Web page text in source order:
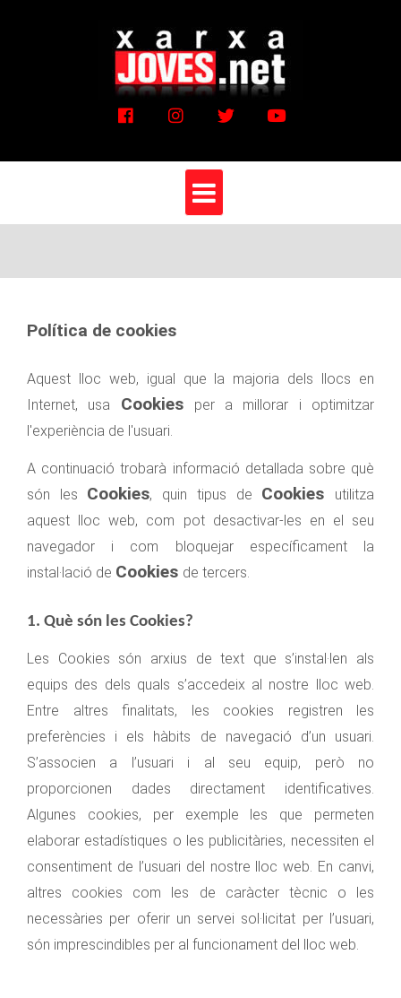
Política de cookies
Aquest lloc web, igual que la majoria dels llocs en
Internet, usa Cookies
per a millorar i optimitzar
l'experiència de l'usuari.
A continuació trobarà informació detallada sobre què
són les Cookies, quin tipus de Cookies
utilitza
aquest lloc web, com pot desactivar-les en el seu
navegador i com bloquejar específicament la
instal·lació de Cookies de tercers.
1. Què són les Cookies?
Les Cookies són arxius de text que s’instal·len als
equips des dels quals s’accedeix al nostre lloc web.
Entre altres finalitats, les cookies registren les
preferències i els hàbits de navegació d’un usuari.
S’associen a l’usuari i al seu equip, però no
proporcionen dades directament identificatives.
Algunes cookies, per exemple les que permeten
elaborar estadístiques o les publicitàries, necessiten el
consentiment de l’usuari del nostre lloc web. En canvi,
altres cookies com les de caràcter tècnic o les
necessàries per oferir un servei sol·licitat per l’usuari,
són imprescindibles per al funcionament del lloc web.